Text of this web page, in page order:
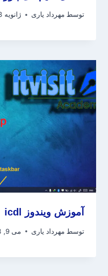
توسط مهرداد یاری ژانویه 3, 2025
آموزش ویندوز icdl
توسط مهرداد یاری می 9, 2023